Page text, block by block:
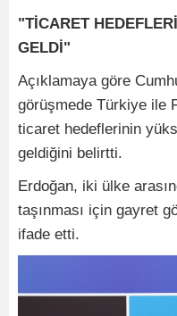
"TİCARET
GELDİ"
Açıklamaya göre
görüşmede Türkiye ile
ticaret hedeflerinin
geldiğini belirtti.
Erdoğan, iki ülke
taşınması için gayret
ifade etti.